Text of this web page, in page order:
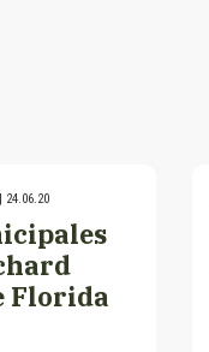
| 24.06.20
Florida